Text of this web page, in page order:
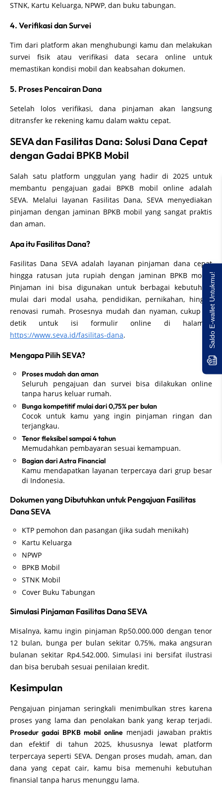
STNK, Kartu Keluarga, NPWP, dan buku tabungan.
4. Verifikasi dan Survei
Tim dari platform akan menghubungi kamu dan melakukan
survei fisik atau verifikasi data secara online untuk
memastikan kondisi mobil dan keabsahan dokumen.
5. Proses Pencairan Dana
Setelah lolos verifikasi, dana pinjaman akan langsung
ditransfer ke rekening kamu dalam waktu cepat.
SEVA dan Fasilitas Dana: Solusi Dana Cepat
dengan Gadai BPKB Mobil
Salah satu platform unggulan yang hadir di 2025 untuk
membantu pengajuan gadai BPKB mobil online adalah
SEVA. Melalui layanan Fasilitas Dana, SEVA menyediakan
pinjaman dengan jaminan BPKB mobil yang sangat praktis
dan aman.
Apa itu Fasilitas Dana?
Fasilitas Dana SEVA adalah layanan pinjaman dana cepat
hingga ratusan juta rupiah dengan jaminan BPKB mobil.
Pinjaman ini bisa digunakan untuk berbagai kebutuhan,
mulai dari modal usaha, pendidikan, pernikahan, hingga
renovasi rumah. Prosesnya mudah dan nyaman, cukup 30
detik untuk isi formulir online di halaman
https://www.seva.id/fasilitas-dana.
Mengapa Pilih SEVA?
Proses mudah dan aman
Seluruh pengajuan dan survei bisa dilakukan online
tanpa harus keluar rumah.
Bunga kompetitif mulai dari 0,75% per bulan
Cocok untuk kamu yang ingin pinjaman ringan dan
terjangkau.
Tenor fleksibel sampai 4 tahun
Memudahkan pembayaran sesuai kemampuan.
Bagian dari Astra Financial
Kamu mendapatkan layanan terpercaya dari grup besar
di Indonesia.
Dokumen yang Dibutuhkan untuk Pengajuan Fasilitas
Dana SEVA
KTP pemohon dan pasangan (jika sudah menikah)
Kartu Keluarga
NPWP
BPKB Mobil
STNK Mobil
Cover Buku Tabungan
Simulasi Pinjaman Fasilitas Dana SEVA
Misalnya, kamu ingin pinjaman Rp50.000.000 dengan tenor
12 bulan, bunga per bulan sekitar 0,75%, maka angsuran
bulanan sekitar Rp4.542.000. Simulasi ini bersifat ilustrasi
dan bisa berubah sesuai penilaian kredit.
Kesimpulan
Pengajuan pinjaman seringkali menimbulkan stres karena
proses yang lama dan penolakan bank yang kerap terjadi.
Prosedur gadai BPKB mobil onlinemenjadi jawaban praktis
dan efektif di tahun 2025, khususnya lewat platform
terpercaya seperti SEVA. Dengan proses mudah, aman, dan
dana yang cepat cair, kamu bisa memenuhi kebutuhan
finansial tanpa harus menunggu lama.
Saldo E-wallet Untukmu!